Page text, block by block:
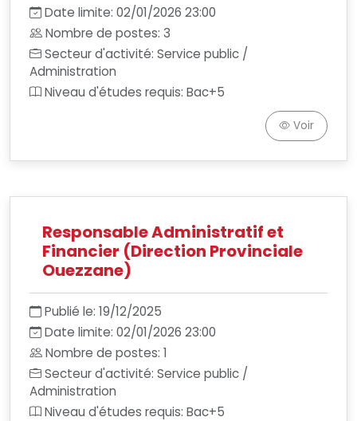
Date limite: 02/01/2026 23:00
Nombre de postes: 3
Secteur d'activité: Service public /
Administration
Niveau d'études requis: Bac+5
Voir
Responsable Administratif et
Financier (Direction Provinciale
Ouezzane)
Publié le: 19/12/2025
Date limite: 02/01/2026 23:00
Nombre de postes: 1
Secteur d'activité: Service public /
Administration
Niveau d'études requis: Bac+5